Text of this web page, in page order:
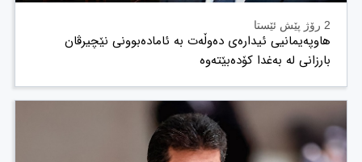
2 رۆژ پێش ئێستا
هاوپەیمانیی ئیدارەی دەوڵەت بە ئامادەبوونی نێچیرڤان
بارزانی لە بەغدا کۆدەبێتەوە